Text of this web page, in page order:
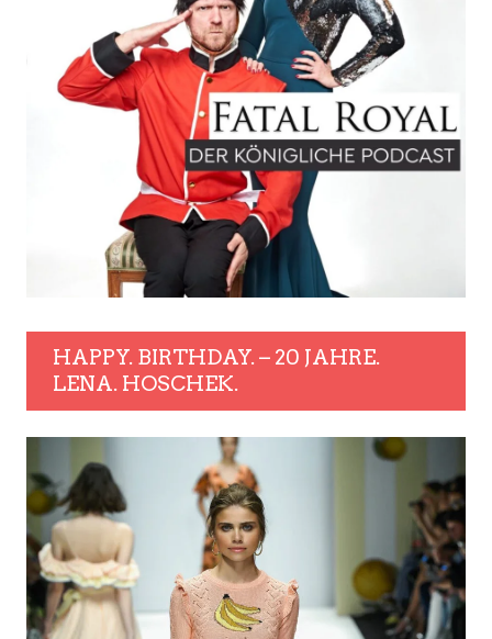
HAPPY. BIRTHDAY. – 20 JAHRE.
LENA. HOSCHEK.